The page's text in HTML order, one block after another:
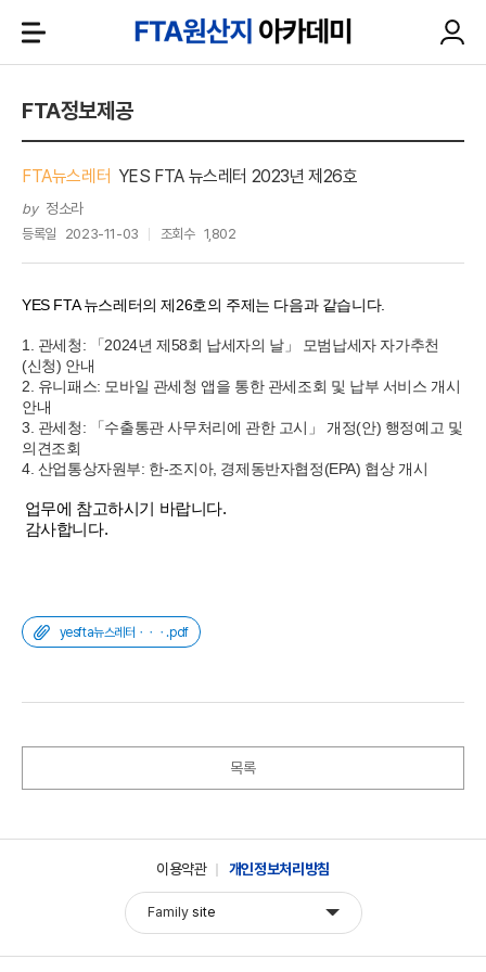
FTA정보제공
FTA뉴스레터 YES FTA 뉴스레터 2023년 제26호
by 정소라
등록일 2023-11-03 조회수 1,802
YES FTA 뉴스레터의 제26호의 주제는 다음과 같습니다.
1. 관세청: 「2024년 제58회 납세자의 날」 모범납세자 자가추천
(신청) 안내
2. 유니패스: 모바일 관세청 앱을 통한 관세조회 및 납부 서비스 개시
안내
3. 관세청: 「수출통관 사무처리에 관한 고시」 개정(안) 행정예고 및
의견조회
4. 산업통상자원부: 한-조지아, 경제동반자협정(EPA) 협상 개시
업무에 참고하시기 바랍니다.
감사합니다.
yesfta뉴스레터ㆍㆍㆍ.pdf
목록
이용약관 개인정보처리방침
Family site